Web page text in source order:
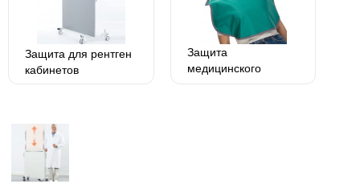
Защита для рентген
кабинетов
Защита
медицинского